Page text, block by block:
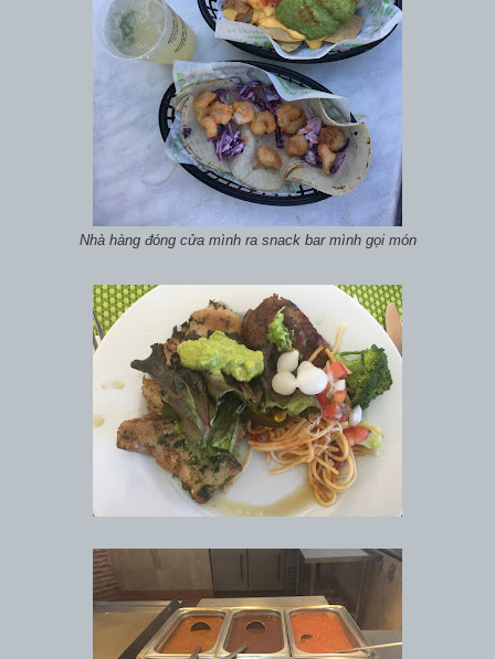
Nhà hàng đóng cửa mình ra snack bar mình gọi món